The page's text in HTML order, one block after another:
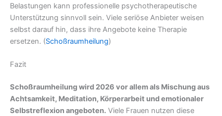
Belastungen kann professionelle psychotherapeutische
Unterstützung sinnvoll sein. Viele seriöse Anbieter weisen
selbst darauf hin, dass ihre Angebote keine Therapie
ersetzen. (Schoßraumheilung)
Fazit
Schoßraumheilung wird 2026 vor allem als Mischung aus
Achtsamkeit, Meditation, Körperarbeit und emotionaler
Selbstreflexion angeboten. Viele Frauen nutzen diese